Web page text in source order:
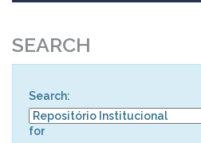
SEARCH
Search:
for